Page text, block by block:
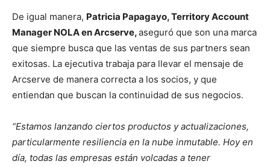
De igual manera, Patricia Papagayo,Territory Account
Manager NOLA en Arcserve,aseguró que son una marca
que siempre busca que las ventas de sus partners sean
exitosas. La ejecutiva trabaja para llevar el mensaje de
Arcserve de manera correcta a los socios, y que
entiendan que buscan la continuidad de sus negocios.
“Estamos lanzando ciertos productos y actualizaciones,
particularmente resiliencia en la nube inmutable. Hoy en
día, todas las empresas están volcadas a tener